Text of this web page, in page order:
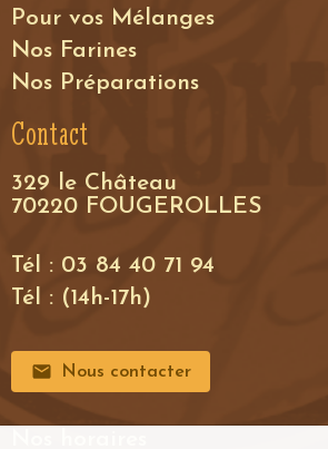
Pour vos Mélanges
Nos Farines
Nos Préparations
Contact
329 le Château
70220 FOUGEROLLES
Tél : 03 84 40 71 94
Tél : (14h-17h)
Nous contacter